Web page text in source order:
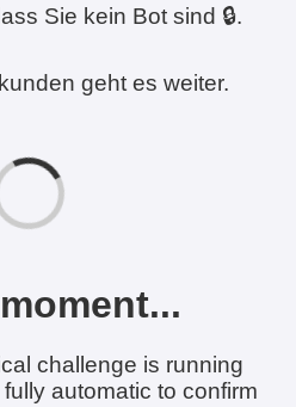
Sie kein Bot sind 🔒.
geht es weiter.
challenge is running
automatic to confirm